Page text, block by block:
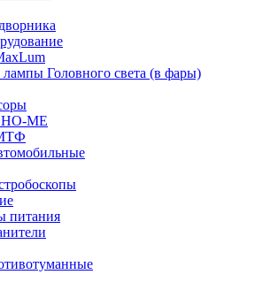
Головного света (в фары)
ME
питания